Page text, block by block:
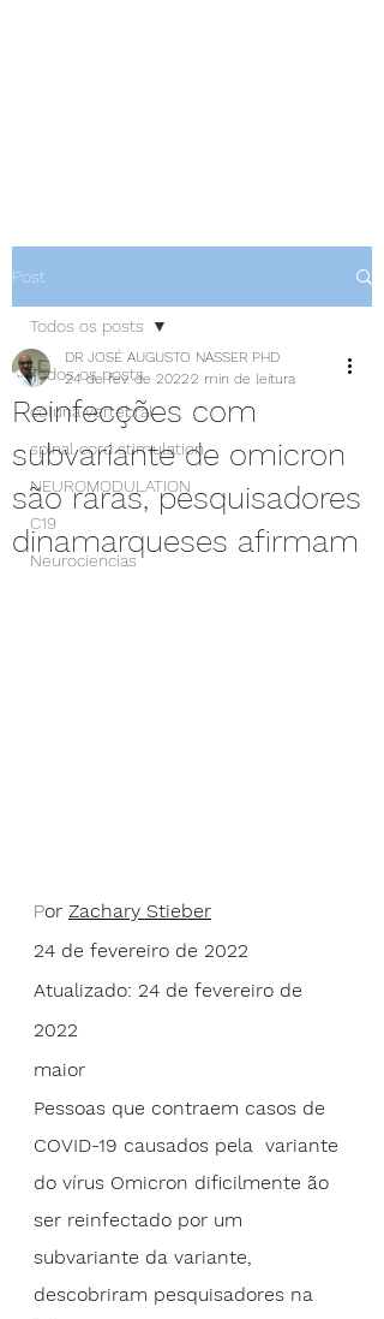
Post
Todos os posts
coluna vertebral
spinal cord stimulation
NEUROMODULATION
C19
Neurociencias
Todos os posts
Reinfecções com
subvariante de omicron
são raras, pesquisadores
dinamarqueses afirmam
DR JOSÉ AUGUSTO NASSER PHD
24 de fev. de 20222 min de leitura
Por Zachary Stieber
24 de fevereiro de 2022
Atualizado: 24 de fevereiro de
2022
maior
Pessoas que contraem casos de
COVID-19 causados pela  variante
do vírus Omicron dificilmente ão
ser reinfectado por um
subvariante da variante,
descobriram pesquisadores na